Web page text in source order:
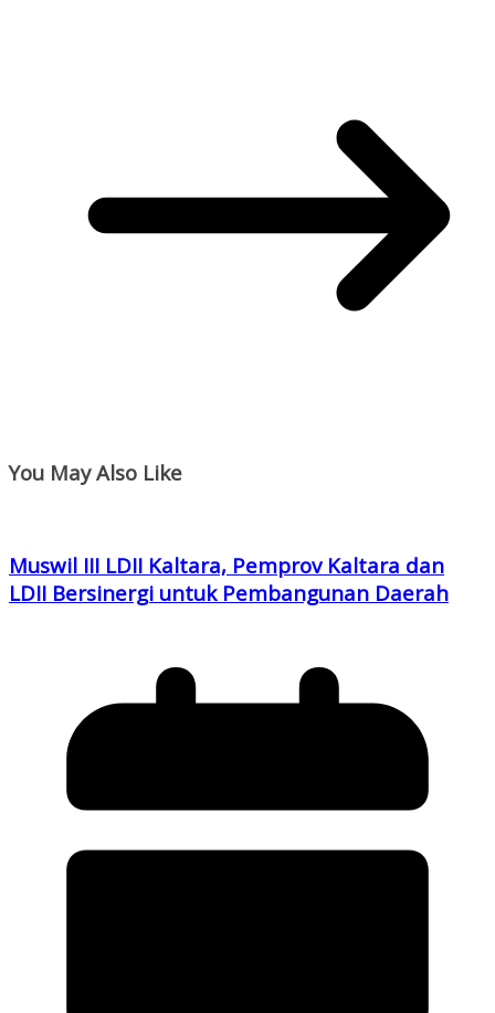
You May Also Like
Muswil III LDII Kaltara, Pemprov Kaltara dan
LDII Bersinergi untuk Pembangunan Daerah